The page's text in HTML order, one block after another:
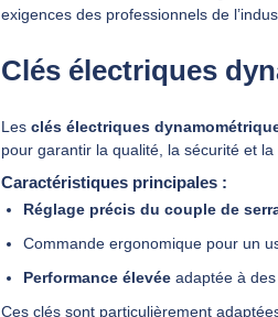
exigences des professionnels de
Clés électriques
Les clés électriques
pour garantir la qualité, la sécurité et
Caractéristiques principales :
Réglage précis du couple de
Commande ergonomique pour un
Performance élevée adaptée à
Ces clés sont particulièrement